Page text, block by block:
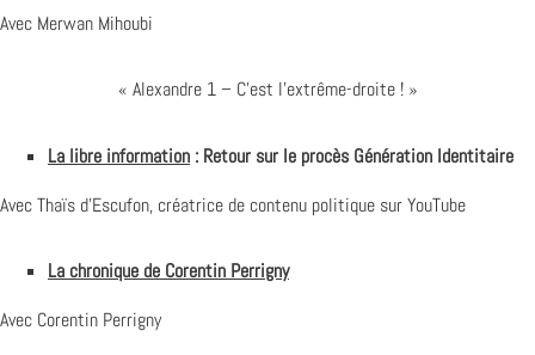
Avec Merwan Mihoubi
« Alexandre 1 – C’est l’extrême-droite ! »
La libre information : Retour sur le procès Génération Identitaire
Avec Thaïs d’Escufon, créatrice de contenu politique sur YouTube
La chronique de Corentin Perrigny
Avec Corentin Perrigny